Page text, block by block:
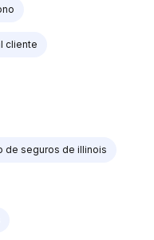
cliente
de seguros de illinois